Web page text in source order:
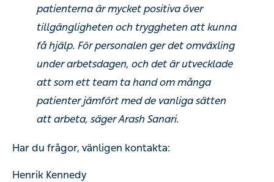
patienterna är mycket positiva över
tillgängligheten och tryggheten att kunna
få hjälp. För personalen ger det omväxling
under arbetsdagen, och det är utvecklade
att som ett team ta hand om många
patienter jämfört med de vanliga sätten
att arbeta, säger Arash Sanari.
Har du frågor, vänligen kontakta:
Henrik Kennedy